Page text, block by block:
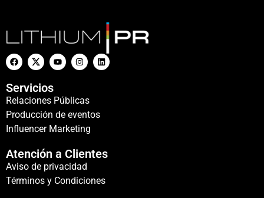
Servicios
Relaciones Públicas
Producción de eventos
Influencer Marketing
Atención a Clientes
Aviso de privacidad
Términos y Condiciones